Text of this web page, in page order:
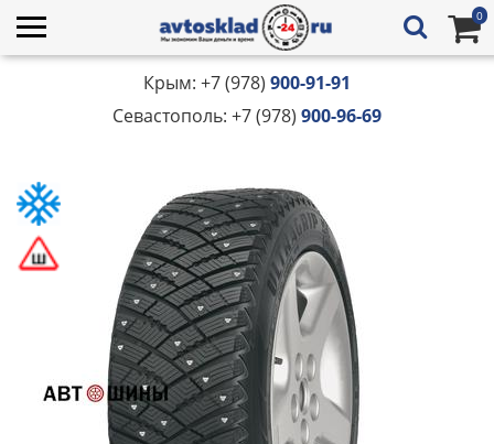
0
Крым: +7 (978) 900-91-91
Севастополь: +7 (978) 900-96-69